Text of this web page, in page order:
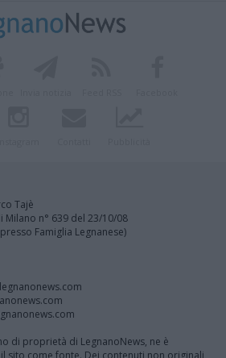
Tajè
Milano n° 639 del 23/10/08
Famiglia Legnanese)
di proprietà di LegnanoNews, ne è
sito come fonte. Dei contenuti non originali